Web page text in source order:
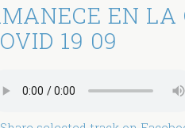
EN LA
19 09